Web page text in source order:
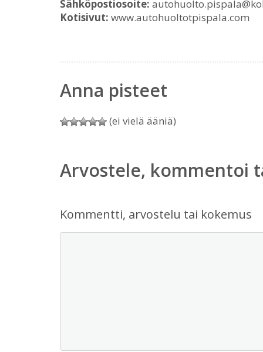
Sähköpostiosoite:
Kotisivut: www.autohuoltotpispala.com
Anna pisteet
(ei vielä ääniä)
Arvostele, kommentoi
Kommentti, arvostelu tai kokemus